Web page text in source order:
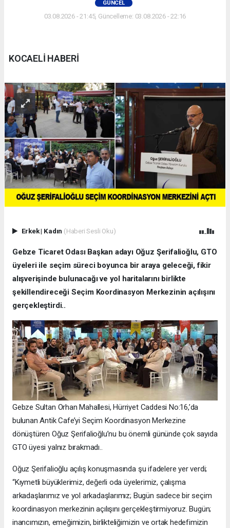
GÜNCEL
03.08.2026 - 21:45, Güncelleme: 03.08.2026 - 22:16
KOCAELİ HABERİ
Erkek| Kadın (Haberi Sesli Oku)
Gebze Ticaret Odası Başkan adayı Oğuz Şerifalioğlu, GTO
üyeleri ile seçim süreci boyunca bir araya geleceği, fikir
alışverişinde bulunacağı ve yol haritalarını birlikte
şekillendireceği Seçim Koordinasyon Merkezinin açılışını
gerçekleştirdi..
Gebze Sultan Orhan Mahallesi, Hürriyet Caddesi No:16,’da
bulunan Antik Cafe’yi Seçim Koordinasyon Merkezine
dönüştüren Oğuz Şerifalioğlu’nu bu önemli gününde çok sayıda
GTO üyesi yalnız bırakmadı..
Oğuz Şerifalioğlu açılış konuşmasında şu ifadelere yer verdi;
“Kıymetli büyüklerimiz, değerli oda üyelerimiz, çalışma
arkadaşlarımız ve yol arkadaşlarımız; Bugün sadece bir seçim
koordinasyon merkezinin açılışını gerçekleştirmiyoruz. Bugün;
inancımızın, emeğimizin, birlikteliğimizin ve ortak hedefimizin